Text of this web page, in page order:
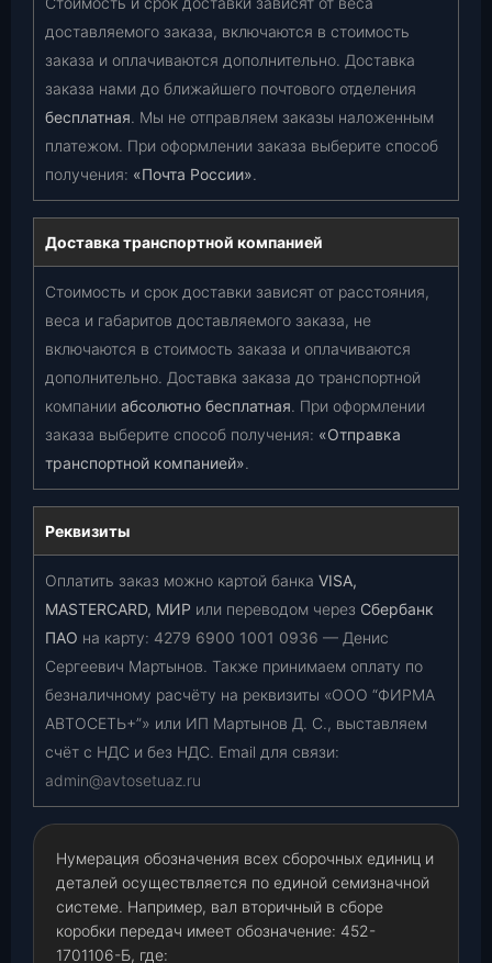
доставляемого заказа, включаются в стоимость
заказа и оплачиваются дополнительно. Доставка
заказа нами до ближайшего почтового отделения
бесплатная. Мы не отправляем заказы наложенным
платежом. При оформлении заказа выберите способ
получения: «Почта России».
Доставка транспортной компанией
Стоимость и срок доставки зависят от расстояния,
веса и габаритов доставляемого заказа, не
включаются в стоимость заказа и оплачиваются
дополнительно. Доставка заказа до транспортной
компании абсолютно бесплатная. При оформлении
заказа выберите способ получения: «Отправка
транспортной компанией».
Реквизиты
Оплатить заказ можно картой банка VISA,
MASTERCARD, МИР или переводом через Сбербанк
ПАО на карту: 4279 6900 1001 0936 — Денис
Сергеевич Мартынов. Также принимаем оплату по
безналичному расчёту на реквизиты «ООО “ФИРМА
АВТОСЕТЬ+”» или ИП Мартынов Д. С., выставляем
счёт с НДС и без НДС. Email для связи:
admin@avtosetuaz.ru
Нумерация обозначения всех сборочных единиц и
деталей осуществляется по единой семизначной
системе. Например, вал вторичный в сборе
коробки передач имеет обозначение: 452-
1701106-Б, где: